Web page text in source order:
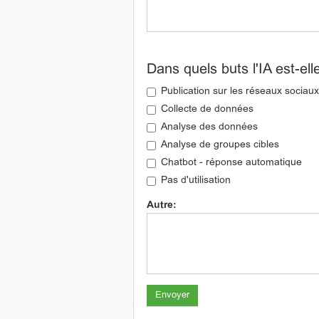
Dans quels buts l'IA est-
Publication sur les réseaux sociaux
Collecte de données
Analyse des données
Analyse de groupes cibles
Chatbot - réponse automatique
Pas d'utilisation
Autre: